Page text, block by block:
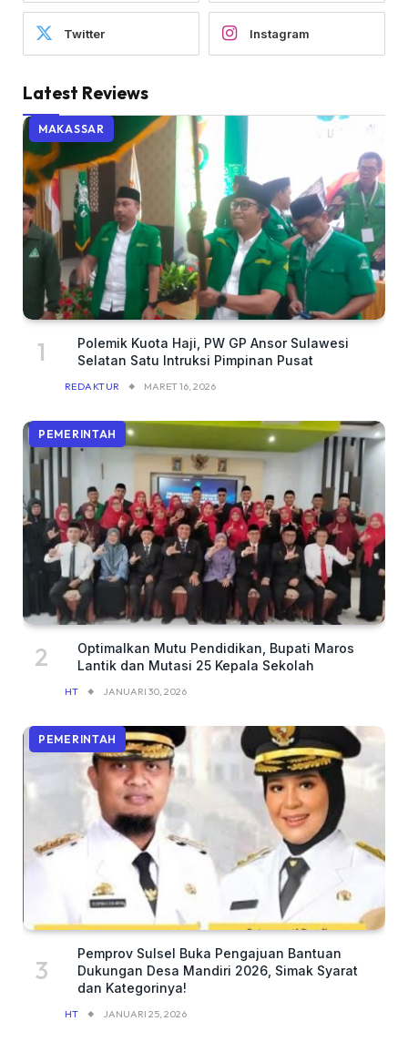
Twitter Instagram
Latest Reviews
MAKASSAR
Polemik Kuota Haji, PW GP Ansor Sulawesi
Selatan Satu Intruksi Pimpinan Pusat
REDAKTUR MARET 16, 2026
PEMERINTAH
Optimalkan Mutu Pendidikan, Bupati Maros
Lantik dan Mutasi 25 Kepala Sekolah
HT JANUARI 30, 2026
PEMERINTAH
Pemprov Sulsel Buka Pengajuan Bantuan
Dukungan Desa Mandiri 2026, Simak Syarat
dan Kategorinya!
HT JANUARI 25, 2026